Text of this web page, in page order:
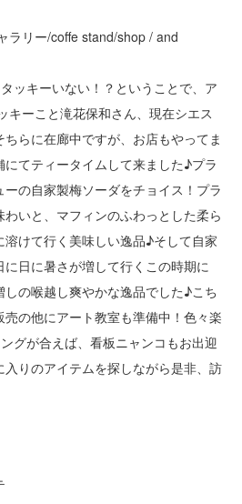
ラリー/coffe stand/shop / and
ッキーいない！？ということで、ア
キーこと滝花保和さん、現在シエス
らに在廊中ですが、お店もやってま
てティータイムして来ました♪プラ
の自家製梅ソーダをチョイス！プラ
いと、マフィンのふわっとした柔ら
けて行く美味しい逸品♪そして自家
日に暑さが増して行くこの時期に
の喉越し爽やかな逸品でした♪こち
の他にアート教室も準備中！色々楽
グが合えば、看板ニャンコもお出迎
りのアイテムを探しながら是非、訪